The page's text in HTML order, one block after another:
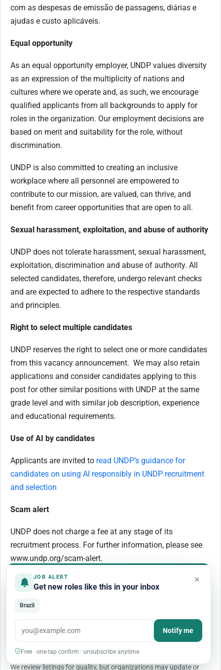
com as despesas de emissão de passagens, diárias e
ajudas e custo aplicáveis.
Equal opportunity
As an equal opportunity employer, UNDP values diversity
as an expression of the multiplicity of nations and
cultures where we operate and, as such, we encourage
qualified applicants from all backgrounds to apply for
roles in the organization. Our employment decisions are
based on merit and suitability for the role, without
discrimination.
UNDP is also committed to creating an inclusive
workplace where all personnel are empowered to
contribute to our mission, are valued, can thrive, and
benefit from career opportunities that are open to all.
Sexual harassment, exploitation, and abuse of authority
UNDP does not tolerate harassment, sexual harassment,
exploitation, discrimination and abuse of authority. All
selected candidates, therefore, undergo relevant checks
and are expected to adhere to the respective standards
and principles.
Right to select multiple candidates
UNDP reserves the right to select one or more candidates
from this vacancy announcement. We may also retain
applications and consider candidates applying to this
post for other similar positions with UNDP at the same
grade level and with similar job description, experience
and educational requirements.
Use of AI by candidates
Applicants are invited to read UNDP’s guidance for
candidates on using AI responsibly in UNDP recruitment
and selection
Scam alert
UNDP does not charge a fee at any stage of its
recruitment process. For further information, please see
www.undp.org/scam-alert.
This position is no longer open.
BEFORE YOU APPLY
We review listings for quality, but organizations may update or
JOB ALERT
Get new roles like this in your inbox
×
Brazil
Notify me
Free · one-tap confirm · unsubscribe anytime